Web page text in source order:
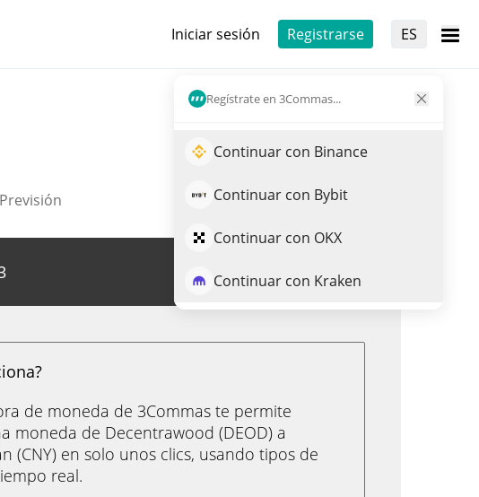
Iniciar sesión Registrarse ES
Regístrate en 3Commas...
Continuar con Binance
Continuar con Bybit
Continuar con OKX
Continuar con Kraken
Previsión
Opera DEOD
de moneda de 3Commas te permite
moneda de Decentrawood (DEOD) a
(CNY) en solo unos clics, usando tipos de
real.